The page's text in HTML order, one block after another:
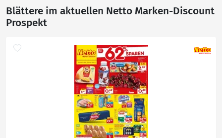
Blättere im aktuellen Netto Marken-Discount
Prospekt